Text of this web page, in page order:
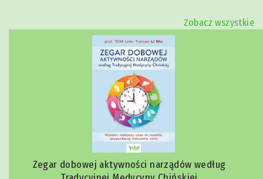
Zobacz wszystkie
Zegar dobowej aktywności narządów według